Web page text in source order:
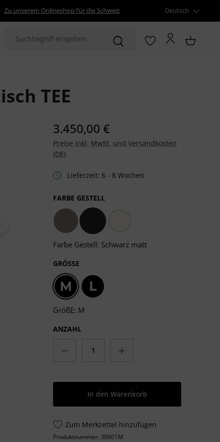
Zu unserem Onlineshop für die Schweiz Deutsch
TEE
3.450,00 €
Preise inkl. MwSt. und Versandkosten
(DE)
Lieferzeit: 6 - 8 Wochen
FARBE GESTELL
Taupe Schwarz matt
Farbe Gestell: Schwarz matt
GRÖSSE
M L
GrößE: M
ANZAHL
Produkt Anzahl: Gib den
In den Warenkorb
Zum Merkzettel hinzufügen
Produktnummer: 30601M